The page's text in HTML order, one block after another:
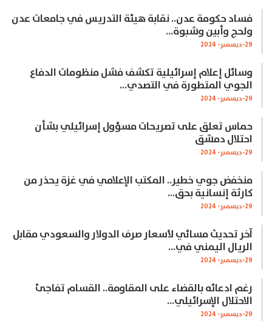
فساد حكومة عدن.. نقابة هيئة التدريس في جامعات عدن
ولحج وأبين وشبوة…
29-ديسمبر- 2024
وسائل إعلام إسرائيلية تكشف فشل منظومات الدفاع
الجوي المتطورة في التصدي…
29-ديسمبر- 2024
حماس تعلق على تصريحات مسؤول إسرائيلي بشأن
احتلال دمشق
29-ديسمبر- 2024
منخفض جوي خطير.. المكتب الإعلامي في غزة يحذر من
كارثة إنسانية بحق…
29-ديسمبر- 2024
آخر تحديث مسائي لأسعار صرف الدولار والسعودي مقابل
الريال اليمني في…
29-ديسمبر- 2024
رغم ادعائه بالقضاء على المقاومة.. القسام تفاجئ
الاحتلال الإسرائيلي…
29-ديسمبر- 2024